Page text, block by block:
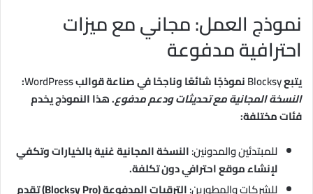
نموذج العمل: مجاني مع ميزات
احترافية مدفوعة
يتبعBlocksyنموذجًا شائعًا وناجحًا في صناعة قوالبWordPress
:
النسخة المجانية مع تحديثات ودعم مدفوع. هذا النموذج يخدم
فئات مختلفة:
للمبتدئين والمدونين:النسخة المجانية غنية بالخيارات وتكفي
لإنشاء موقع احترافي دون تكلفة.
للشركات والمطورين:
الترقيات المدفوعة (Blocksy Pro) تقدم